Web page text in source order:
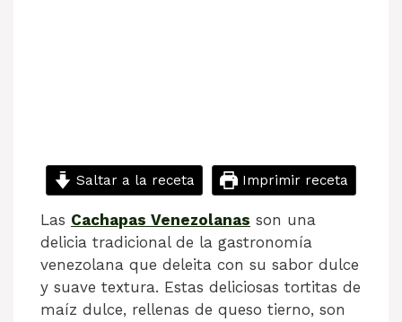
Saltar a la receta Imprimir receta
Las Cachapas Venezolanas son una
delicia tradicional de la gastronomía
venezolana que deleita con su sabor dulce
y suave textura. Estas deliciosas tortitas de
maíz dulce, rellenas de queso tierno, son